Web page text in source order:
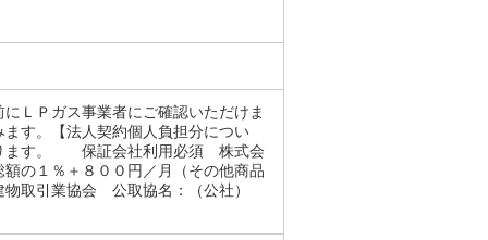
ＬＰガス事業者にご確認いただけま
す。【法人契約個人負担分につい
ります。 保証会社利用必須 株式会
の１％＋８００円／月（その他商品
物取引業協会 公取協名：（公社）